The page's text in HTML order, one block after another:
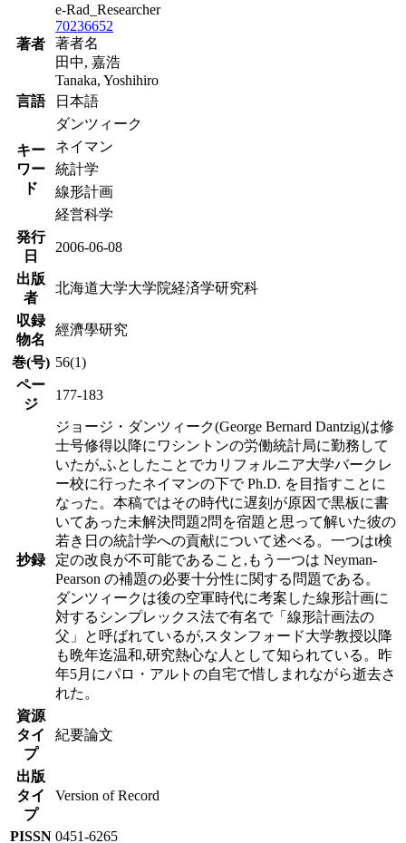
著者
e-Rad_Researcher
70236652
著者名
田中, 嘉浩
Tanaka, Yoshihiro
言語
日本語
キー
ワー
ド
ダンツィーク
ネイマン
統計学
線形計画
経営科学
発行
日
2006-06-08
出版
者
北海道大学大学院経済学研究科
収録
物名
經濟學研究
巻(号) 56(1)
ペー
ジ
177-183
抄録
ジョージ・ダンツィーク(George Bernard Dantzig)は修
士号修得以降にワシントンの労働統計局に勤務して
いたが,ふとしたことでカリフォルニア大学バークレ
ー校に行ったネイマンの下で Ph.D. を目指すことに
なった。本稿ではその時代に遅刻が原因で黒板に書
いてあった未解決問題2問を宿題と思って解いた彼の
若き日の統計学への貢献について述べる。一つはt検
定の改良が不可能であること,もう一つは Neyman-
Pearson の補題の必要十分性に関する問題である。
ダンツィークは後の空軍時代に考案した線形計画に
対するシンプレックス法で有名で「線形計画法の
父」と呼ばれているが,スタンフォード大学教授以降
も晩年迄温和,研究熱心な人として知られている。昨
年5月にパロ・アルトの自宅で惜しまれながら逝去さ
れた。
資源
タイ
プ
紀要論文
出版
タイ
プ
Version of Record
PISSN 0451-6265